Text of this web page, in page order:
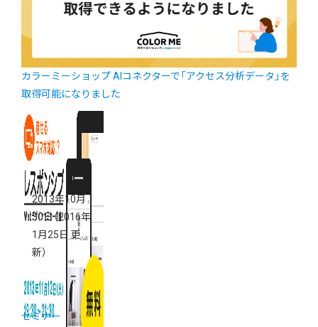
カラーミーショップ AIコネクターで「アクセス分析データ」を
取得可能になりました
2013年10月
30日（2016年
1月25日 更
新）
セミナー